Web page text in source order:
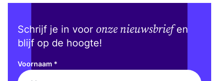
Schrijf je in voor onze nieuwsbriefen
blijf op de hoogte!
Voornaam *